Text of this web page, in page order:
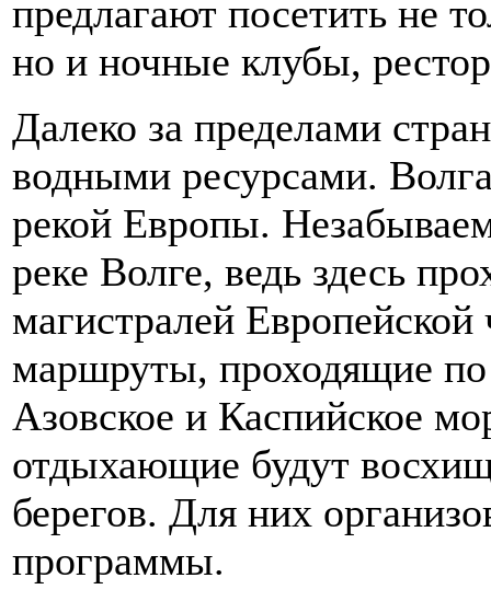
предлагают посетить не
но и ночные клубы,
Далеко за пределами
водными ресурсами.
рекой Европы.
реке Волге, ведь здесь
магистралей
маршруты, проходящие по
Азовское и Каспийское
отдыхающие будут
берегов. Для них
программы.